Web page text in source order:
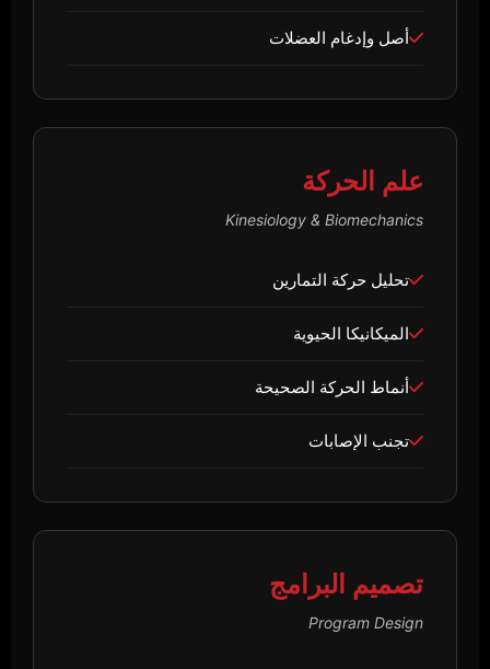
أصل وإدغام العضلات
علم الحركة
Kinesiology & Biomechanics
تحليل حركة التمارين
الميكانيكا الحيوية
أنماط الحركة الصحيحة
تجنب الإصابات
تصميم البرامج
Program Design